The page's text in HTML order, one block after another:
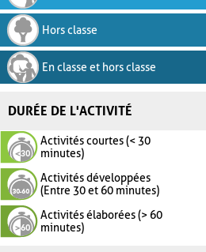
Hors classe
En classe et hors classe
DURÉE DE L'ACTIVITÉ
Activités courtes (< 30
minutes)
Activités développées
(Entre 30 et 60 minutes)
Activités élaborées (> 60
minutes)